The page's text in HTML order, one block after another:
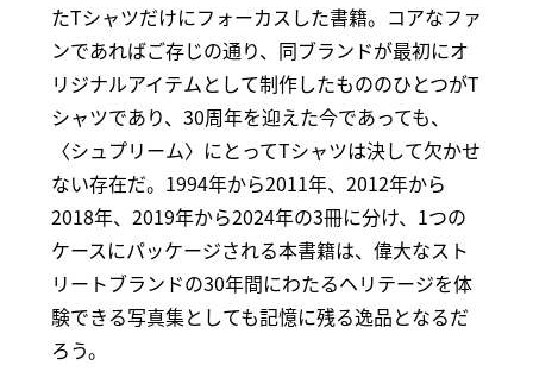
たTシャツだけにフォーカスした書籍。コアなファ
ンであればご存じの通り、同ブランドが最初にオ
リジナルアイテムとして制作したもののひとつがT
シャツであり、30周年を迎えた今であっても、
〈シュプリーム〉にとってTシャツは決して欠かせ
ない存在だ。1994年から2011年、2012年から
2018年、2019年から2024年の3冊に分け、1つの
ケースにパッケージされる本書籍は、偉大なスト
リートブランドの30年間にわたるヘリテージを体
験できる写真集としても記憶に残る逸品となるだ
ろう。